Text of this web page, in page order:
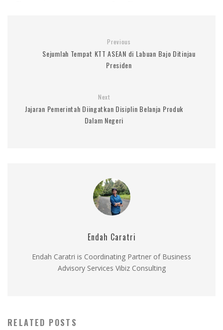
Previous
Sejumlah Tempat KTT ASEAN di Labuan Bajo Ditinjau
Presiden
Next
Jajaran Pemerintah Diingatkan Disiplin Belanja Produk
Dalam Negeri
Endah Caratri
Endah Caratri is Coordinating Partner of Business
Advisory Services Vibiz Consulting
RELATED POSTS